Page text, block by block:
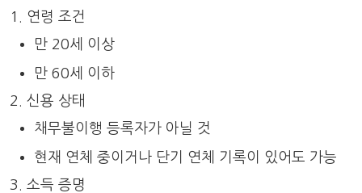
연령 조건
만 20세 이상
만 60세 이하
신용 상태
채무불이행 등록자가 아닐 것
현재 연체 중이거나 단기 연체 기록이 있어도 가능
소득 증명